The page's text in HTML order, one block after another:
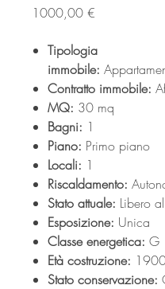
1000,00 €
Tipologia
immobile:
Contratto immobile:
MQ: 30 mq
Bagni: 1
Piano: Primo piano
Locali: 1
Riscaldamento:
Stato attuale: Libero
Esposizione: Unica
Classe energetica: G
Età costruzione:
Stato conservazione: